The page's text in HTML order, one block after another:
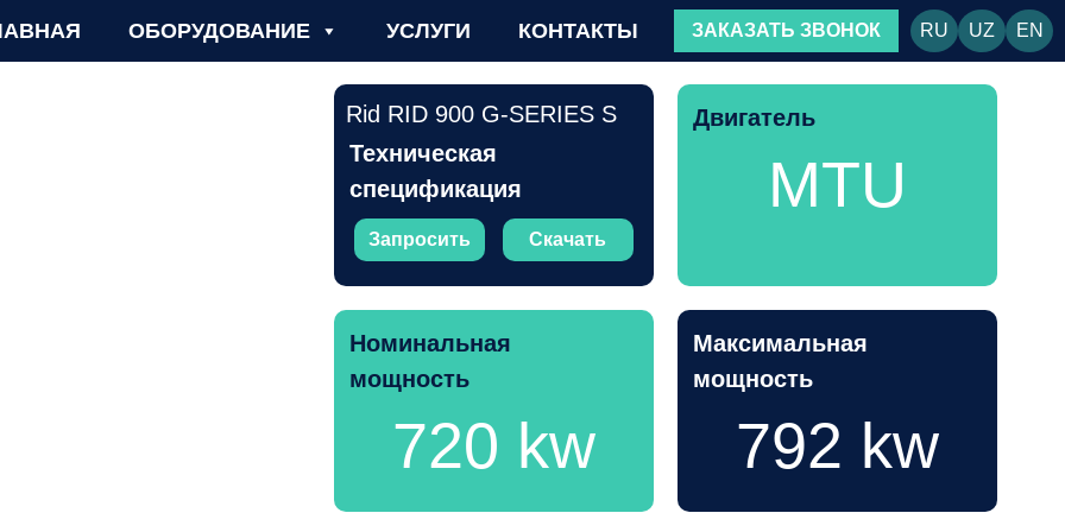
ОБОРУДОВАНИЕ УСЛУГИ КОНТАКТЫ ЗАКАЗАТЬ ЗВОНОК RU UZ EN
Rid RID 900 G-SERIES S
Техническая
спецификация
Запросить Скачать
Двигатель
MTU
Номинальная
мощность
720 kw
Максимальная
мощность
792 kw